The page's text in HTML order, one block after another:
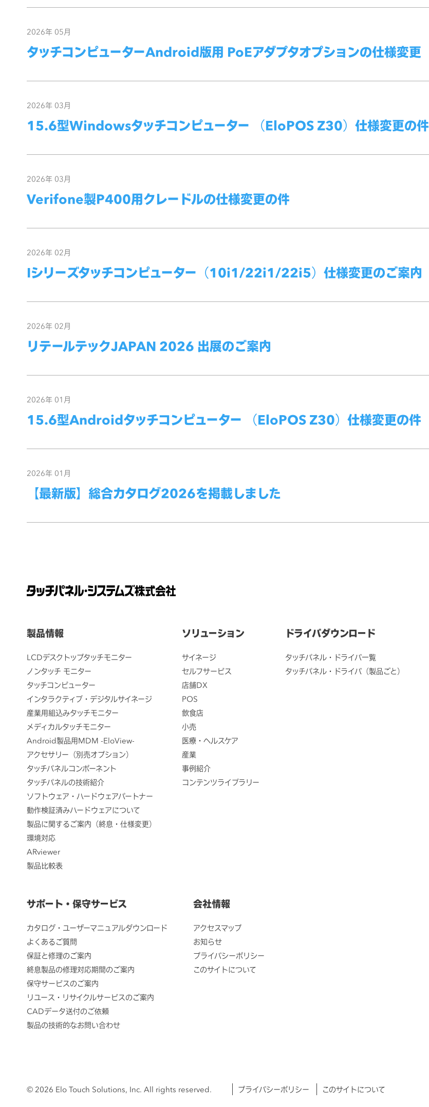
2026年 05月
タッチコンピューターAndroid版用 PoEアダプタオプションの仕様変更
2026年 03月
15.6型Windowsタッチコンピューター （EloPOS Z30）仕様変更の件
2026年 03月
Verifone製P400用クレードルの仕様変更の件
2026年 02月
Iシリーズタッチコンピューター（10i1/22i1/22i5）仕様変更のご案内
2026年 02月
リテールテックJAPAN 2026 出展のご案内
2026年 01月
15.6型Androidタッチコンピューター （EloPOS Z30）仕様変更の件
2026年 01月
【最新版】総合カタログ2026を掲載しました
製品情報
LCDデスクトップタッチモニター
ノンタッチ モニター
タッチコンピューター
インタラクティブ・デジタルサイネージ
産業用組込みタッチモニター
メディカルタッチモニター
Android製品用MDM -EloView-
アクセサリー（別売オプション）
タッチパネルコンポーネント
タッチパネルの技術紹介
ソフトウェア・ハードウェアパートナー
動作検証済みハードウェアについて
製品に関するご案内（終息・仕様変更）
環境対応
ARviewer
製品比較表
ソリューション
サイネージ
セルフサービス
店舗DX
POS
飲食店
小売
医療・ヘルスケア
産業
事例紹介
コンテンツライブラリー
ドライバダウンロード
タッチパネル・ドライバ一覧
タッチパネル・ドライバ（製品ごと）
サポート・保守サービス
カタログ・ユーザーマニュアルダウンロード
よくあるご質問
保証と修理のご案内
終息製品の修理対応期間のご案内
保守サービスのご案内
リユース・リサイクルサービスのご案内
CADデータ送付のご依頼
製品の技術的なお問い合わせ
会社情報
アクセスマップ
お知らせ
プライバシーポリシー
このサイトについて
© 2026 Elo Touch Solutions, Inc. All rights reserved. プライバシーポリシー このサイトについて